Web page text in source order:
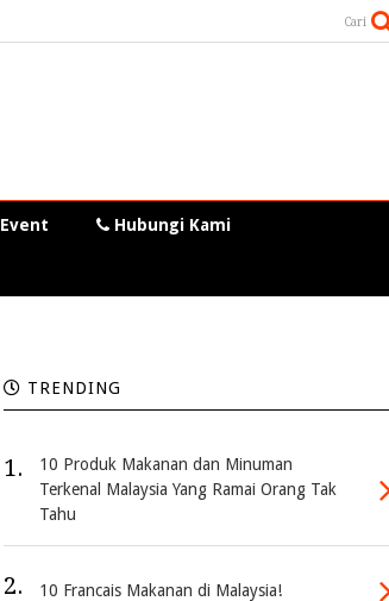
Cari
Event Hubungi Kami
TRENDING
1.
10 Produk Makanan dan Minuman
Terkenal Malaysia Yang Ramai Orang Tak
Tahu
2. 10 Francais Makanan di Malaysia!